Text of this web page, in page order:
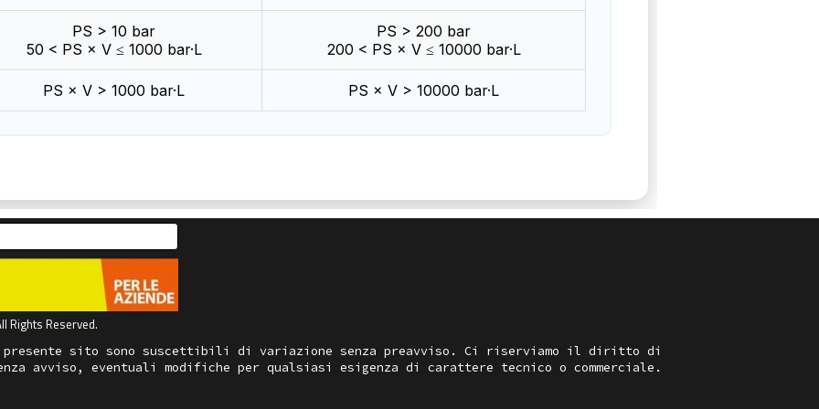
PS > 10 bar
50 < PS × V ≤ 1000 bar·L
PS > 200 bar
200 < PS × V ≤ 10000 bar·L
PS × V > 1000 bar·L PS × V > 10000 bar·L
Rights Reserved.
presente sito sono suscettibili di variazione senza preavviso. Ci riserviamo il diritto di
avviso, eventuali modifiche per qualsiasi esigenza di carattere tecnico o commerciale.